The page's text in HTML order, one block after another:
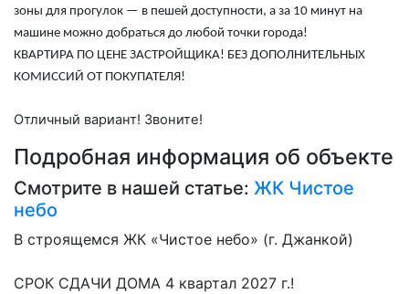
зоны для прогулок — в пешей доступности, а за 10 минут на
машине можно добраться до любой точки города!
КВАРТИРА ПО ЦЕНЕ ЗАСТРОЙЩИКА! БЕЗ ДОПОЛНИТЕЛЬНЫХ
КОМИССИЙ ОТ ПОКУПАТЕЛЯ!
Отличный вариант! Звоните!
Подробная информация об объекте
Смотрите в нашей статье: ЖК Чистое
небо
В строящемся ЖК «Чистое небо» (г. Джанкой)
СРОК СДАЧИ ДОМА 4 квартал 2027 г.!